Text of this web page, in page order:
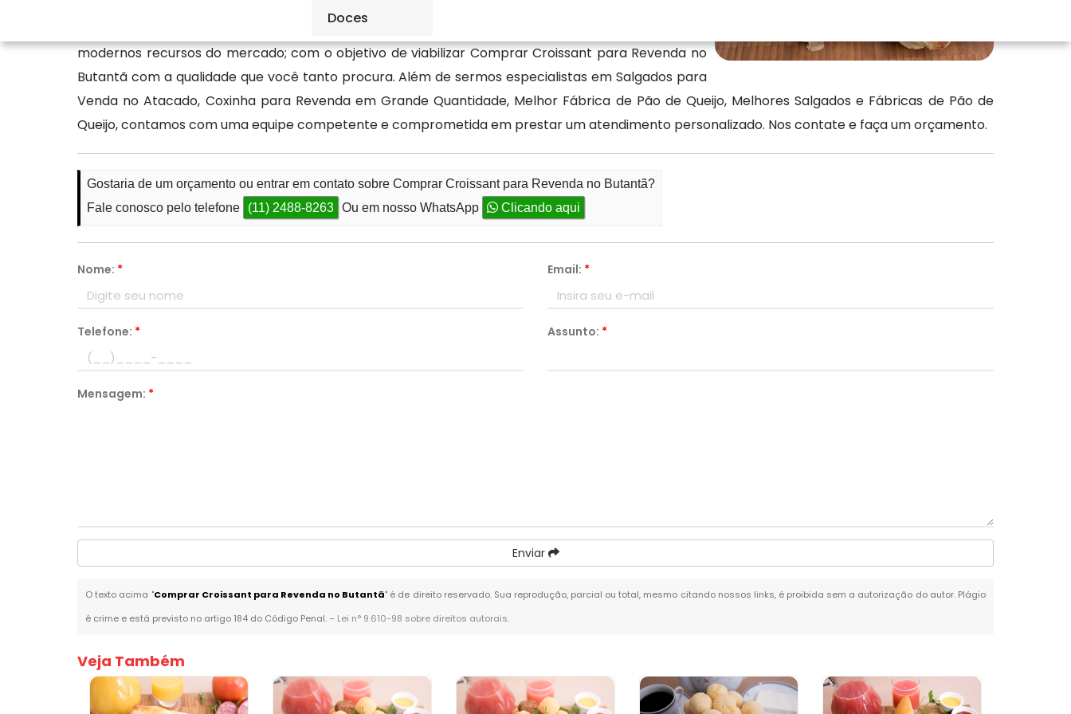
Doces
modernos recursos do mercado; com o objetivo de viabilizar Comprar Croissant para Revenda no
Butantã com a qualidade que você tanto procura. Além de sermos especialistas em Salgados para
Venda no Atacado, Coxinha para Revenda em Grande Quantidade, Melhor Fábrica de Pão de Queijo, Melhores Salgados e Fábricas de Pão de
Queijo, contamos com uma equipe competente e comprometida em prestar um atendimento personalizado. Nos contate e faça um orçamento.
Gostaria de um orçamento ou entrar em contato sobre Comprar Croissant para Revenda no Butantã?
Fale conosco pelo telefone
(11) 2488-8263 Ou em nosso WhatsApp Clicando aqui
Nome: * Email: *
Telefone: * Assunto: *
Mensagem: *
Enviar
O texto acima "Comprar Croissant para Revenda no Butantã" é de direito reservado. Sua reprodução, parcial ou total, mesmo citando nossos links, é proibida sem a autorização do autor. Plágio
é crime e está previsto no artigo 184 do Código Penal. – Lei n° 9.610-98 sobre direitos autorais.
Veja Também